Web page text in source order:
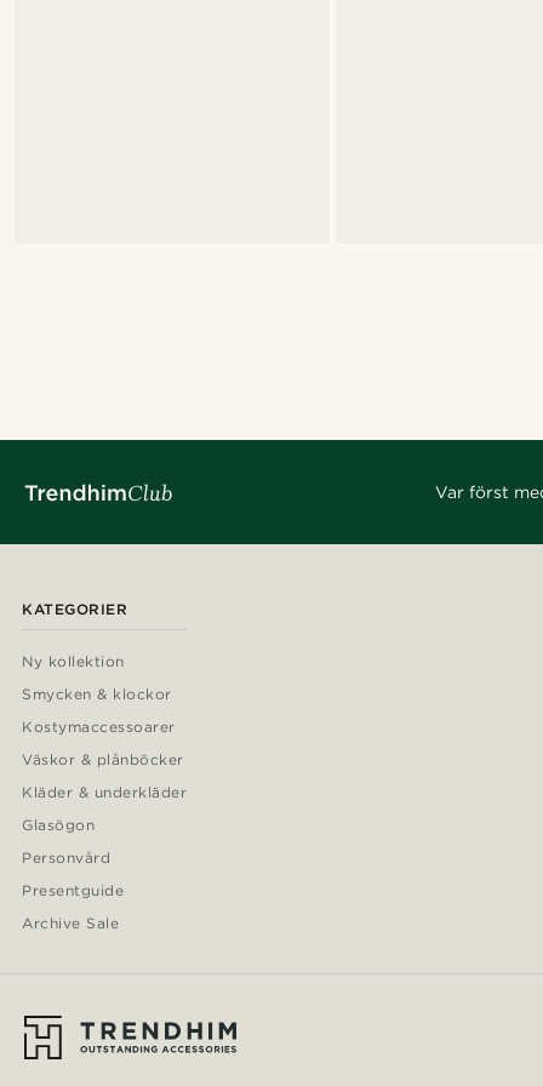
Var först
KATEGORIER
Ny kollektion
Smycken & klockor
Kostymaccessoarer
Väskor & plånböcker
Kläder & underkläder
Glasögon
Personvård
Presentguide
Archive Sale